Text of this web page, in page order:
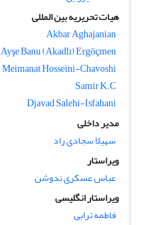
هیات تحریریه بین المللی
Akbar Aghajanian
Ayşe Banu (Akadlı) Ergöçmen
Meimanat Hosseini-Chavoshi
Samir K.C
Djavad Salehi-Isfahani
مدیر داخلی
سهیلا سجادی راد
ویراستار
عباس عسکری ندوشن
ویراستار انگلیسی
فاطمه ترابی